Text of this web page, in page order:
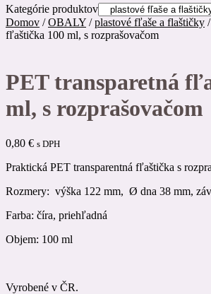
Kategórie produktov
Domov /OBALY /plastové fľaše a flaštičky /
fľaštička 100 ml, s rozprašovačom
PET transparetná
ml, s rozprašovačom
0,80 € s DPH
Praktická PET transparentná fľaštička s
Rozmery: výška 122 mm, Ø dna 38 mm,
Farba: číra, priehľadná
Objem: 100 ml
Vyrobené v ČR.